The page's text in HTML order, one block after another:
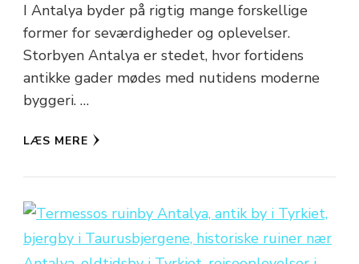
I Antalya byder på rigtig mange forskellige
former for seværdigheder og oplevelser.
Storbyen Antalya er stedet, hvor fortidens
antikke gader mødes med nutidens moderne
byggeri. …
LÆS MERE